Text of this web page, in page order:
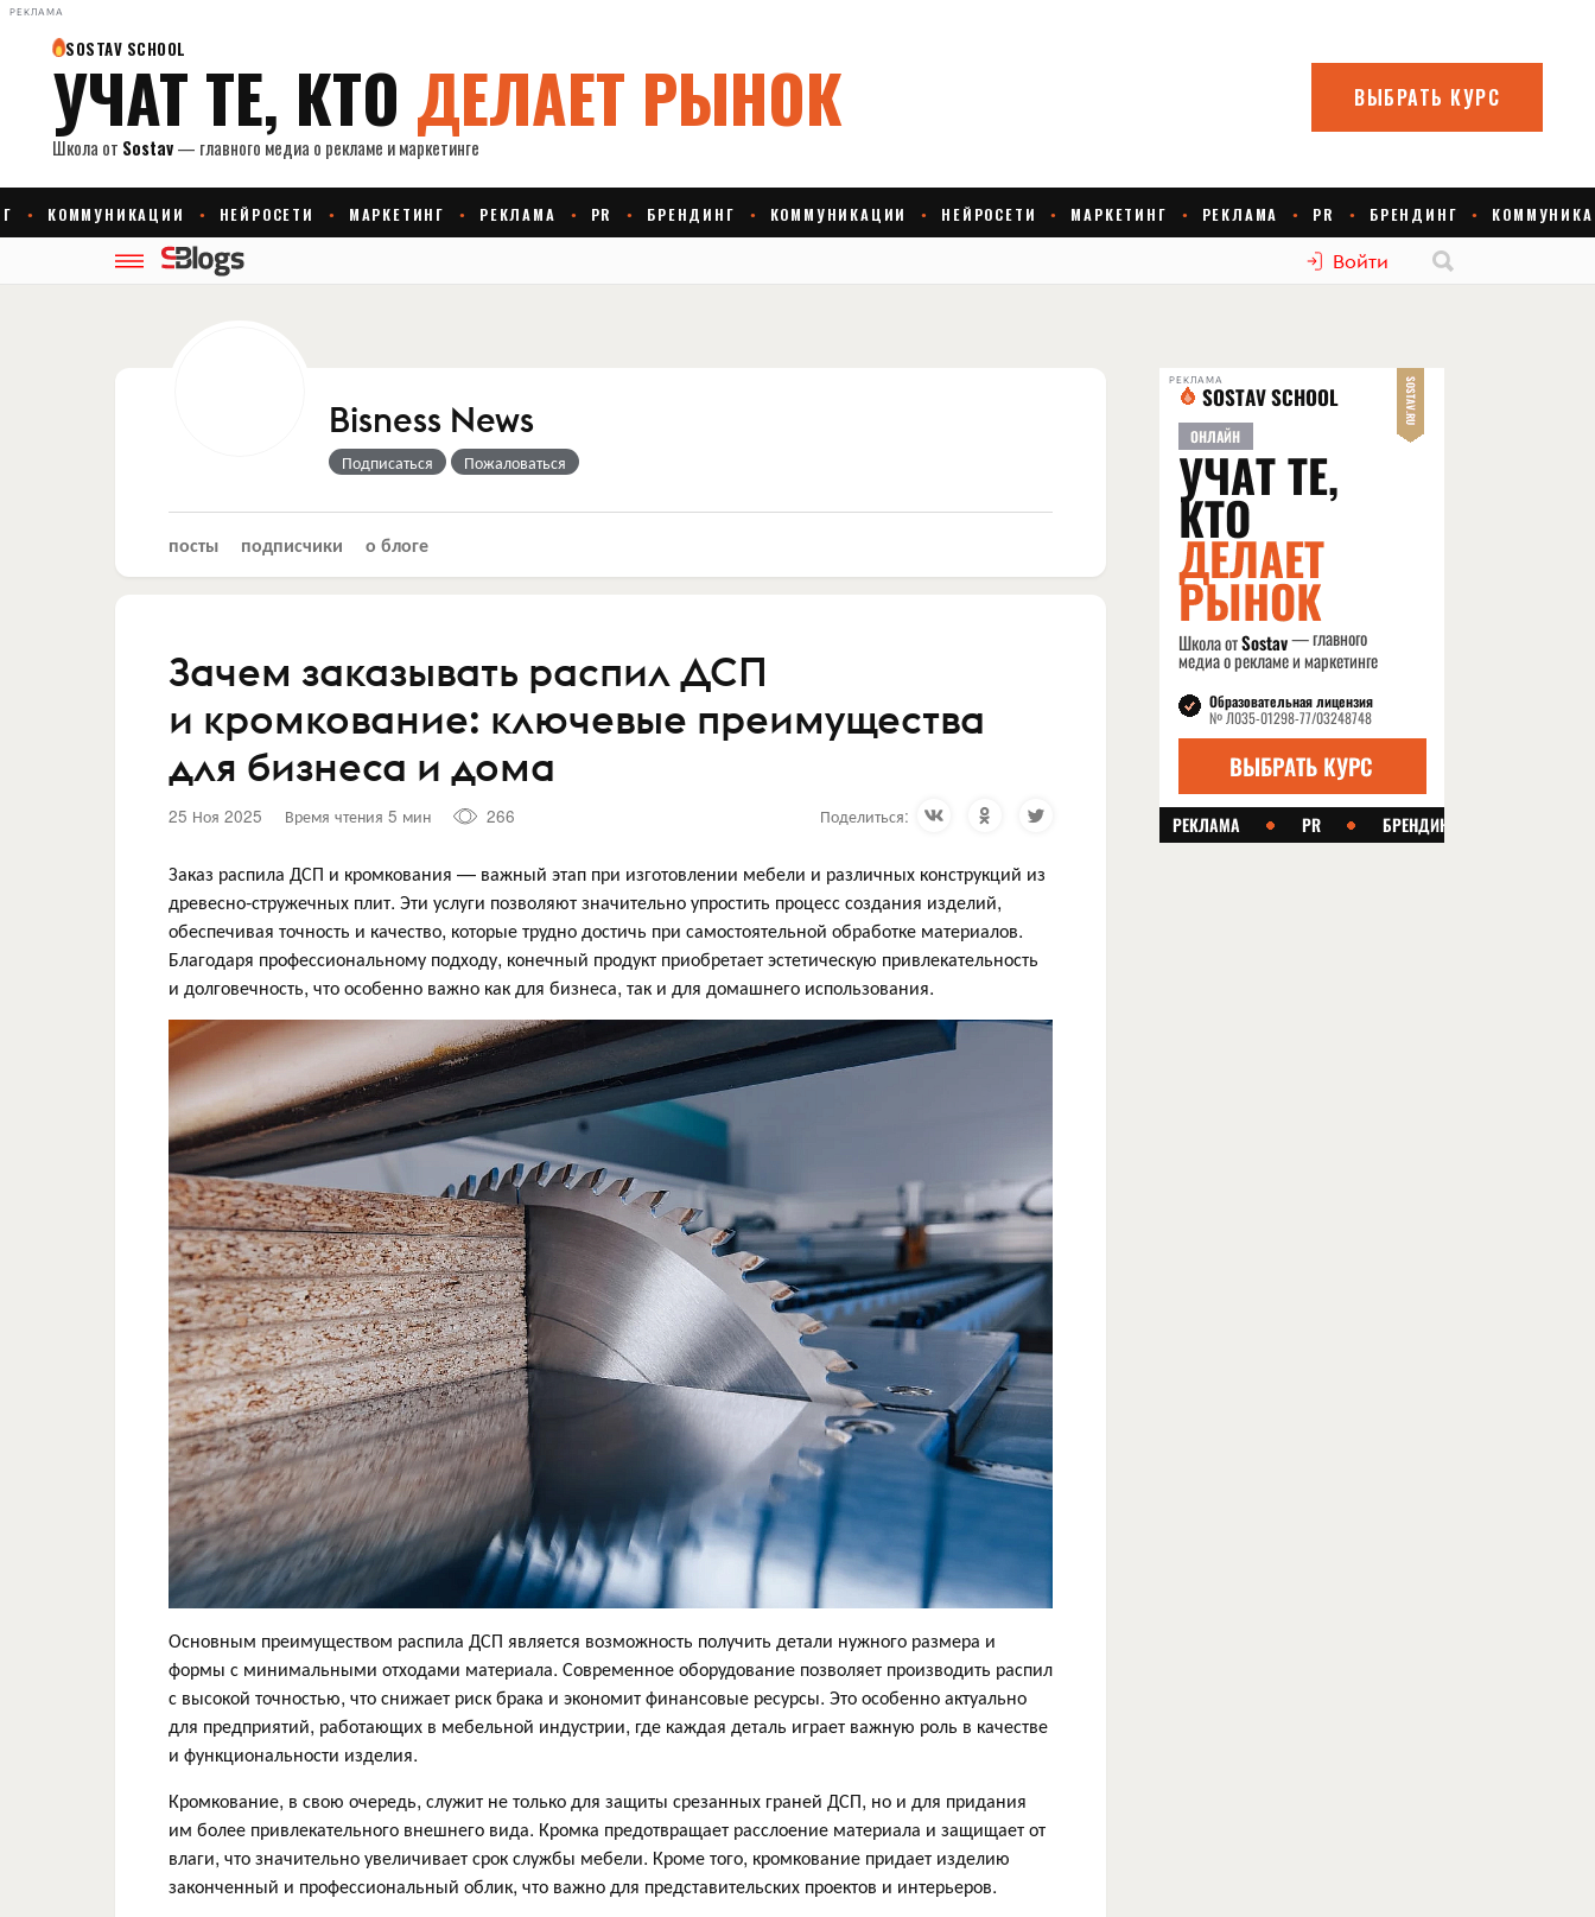
РЕКЛАМА
Войти
Bisness News
Подписаться Пожаловаться
посты подписчики о блоге
Зачем заказывать распил ДСП
и кромкование: ключевые преимущества
для бизнеса и дома
25 Ноя 2025 Время чтения 5 мин 266 Поделиться:
Заказ распила ДСП и кромкования — важный этап при изготовлении мебели и различных конструкций из
древесно-стружечных плит. Эти услуги позволяют значительно упростить процесс создания изделий,
обеспечивая точность и качество, которые трудно достичь при самостоятельной обработке материалов.
Благодаря профессиональному подходу, конечный продукт приобретает эстетическую привлекательность
и долговечность, что особенно важно как для бизнеса, так и для домашнего использования.
Основным преимуществом распила ДСП является возможность получить детали нужного размера и
формы с минимальными отходами материала. Современное оборудование позволяет производить распил
с высокой точностью, что снижает риск брака и экономит финансовые ресурсы. Это особенно актуально
для предприятий, работающих в мебельной индустрии, где каждая деталь играет важную роль в качестве
и функциональности изделия.
Кромкование, в свою очередь, служит не только для защиты срезанных граней ДСП, но и для придания
им более привлекательного внешнего вида. Кромка предотвращает расслоение материала и защищает от
влаги, что значительно увеличивает срок службы мебели. Кроме того, кромкование придает изделию
законченный и профессиональный облик, что важно для представительских проектов и интерьеров.
РЕКЛАМА